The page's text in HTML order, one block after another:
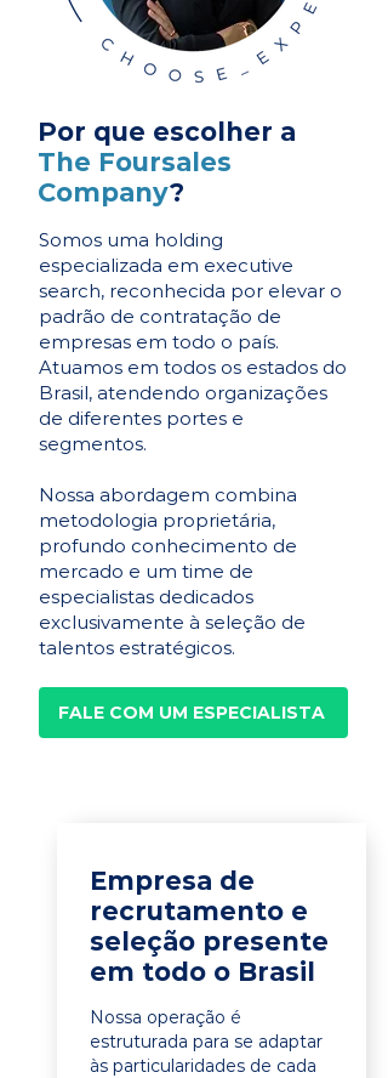
Por que escolher a
The Foursales
Company?
Somos uma holding
especializada em executive
search, reconhecida por elevar o
padrão de contratação de
empresas em todo o país.
Atuamos em todos os estados do
Brasil, atendendo organizações
de diferentes portes e
segmentos.
Nossa abordagem combina
metodologia proprietária,
profundo conhecimento de
mercado e um time de
especialistas dedicados
exclusivamente à seleção de
talentos estratégicos.
FALE COM UM ESPECIALISTA
Empresa de
recrutamento e
seleção presente
em todo o Brasil
Nossa operação é
estruturada para se adaptar
às particularidades de cada